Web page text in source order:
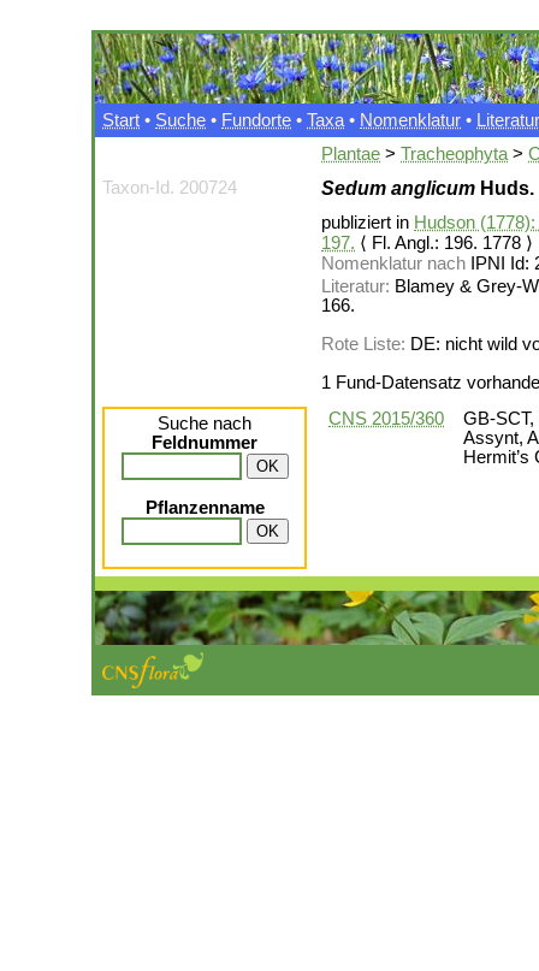
Start • Suche • Fundorte • Taxa • Nomenklatur • Literatur
Plantae > Tracheophyta >
Taxon-Id. 200724
Sedum anglicum
publiziert in Hudson
197. ⟨ Fl. Angl.: 196. 1778 ⟩
Nomenklatur nach IPNI Id:
Literatur: Blamey & Grey-
166.
Rote Liste: DE: nicht wild
1 Fund-Datensatz
Suche nach
Feldnummer
Pflanzenname
CNS 2015/360
GB-SCT,
Assynt,
Hermit’s